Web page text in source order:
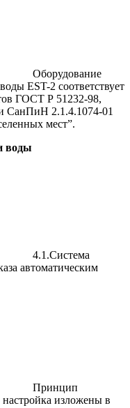
Оборудование
EST-2 соответствует
ГОСТ Р 51232-98,
СанПиН 2.1.4.1074-01
мест”.
воды
4.1.Система
автоматическим
Принцип
настройка изложены в